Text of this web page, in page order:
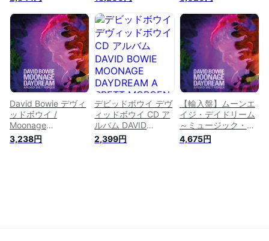
ド・ボウイ ]
イドリーム ブルーレ
イ&公式Tシャツ 限
定セット [Blu-ray]
ウンドトラック (紙
ジャケット/解説歌詞
対訳付) / WPCR-
18553
David Bowie デヴィ
ッドボウイ /
Moonage
Daydream: ムーンエ
イジ デイドリーム～
3,238円
デビッドボウイ デヴ
ィッドボウイ CD ア
ルバム DAVID
BOWIE MOONAGE
DAYDREAM A
2,399円
【輸入盤】ムーンエ
イジ・デイドリーム
～ミュージック・フ
ロム・ザ・フィルム
[ David Bowie ]
4,675円